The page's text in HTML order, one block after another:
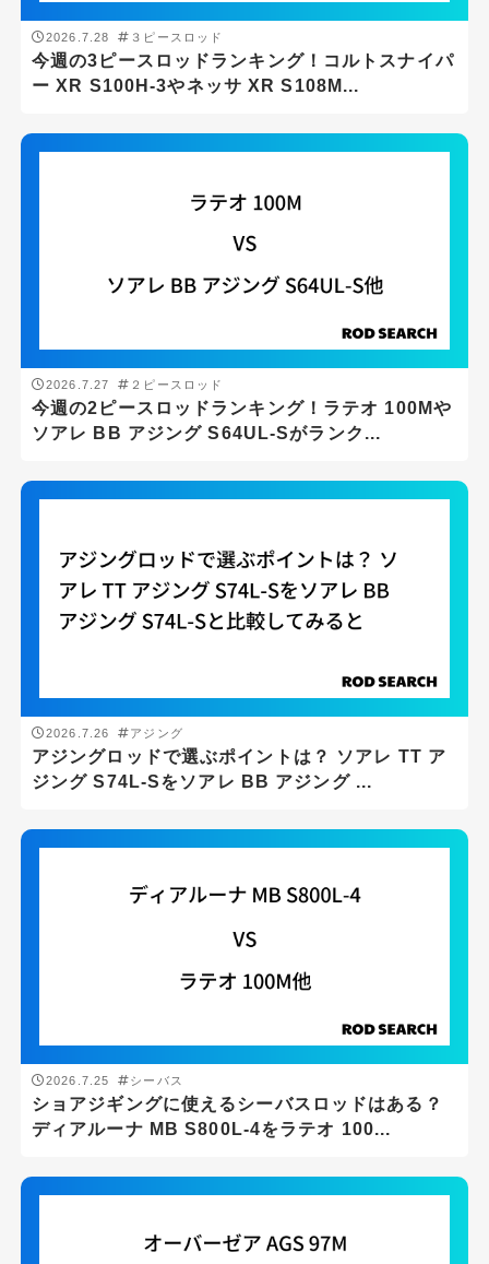
2026.7.28 ３ピースロッド
今週の3ピースロッドランキング！コルトスナイパ
ー XR S100H-3やネッサ XR S108M...
2026.7.27 ２ピースロッド
今週の2ピースロッドランキング！ラテオ 100Mや
ソアレ BB アジング S64UL-Sがランク...
2026.7.26 アジング
アジングロッドで選ぶポイントは？ ソアレ TT ア
ジング S74L-Sをソアレ BB アジング ...
2026.7.25 シーバス
ショアジギングに使えるシーバスロッドはある？
ディアルーナ MB S800L-4をラテオ 100...
スーパーライトショアジギング
スロージギング
チニング・ブリームゲーム
メバリング
ロックフィッシュゲーム
メーカー
ロッドの長さ(ft)
ft - ft
ロッドの重さ(g)
g - g
ロッドの硬さ
ロッドタイプ
1ピースロッド
3ピースロッド
パックロッド